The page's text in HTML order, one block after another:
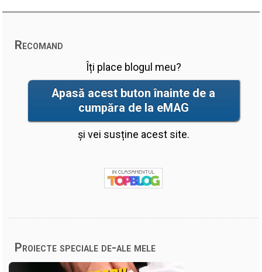
Recomand
Îți place blogul meu?
Apasă acest buton înainte de a
cumpăra de la eMAG
și vei susține acest site.
Proiecte speciale de-ale mele